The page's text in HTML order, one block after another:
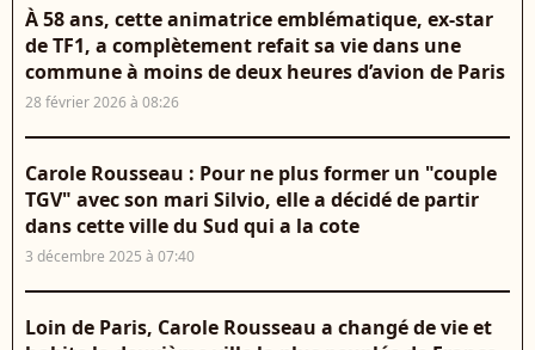
À 58 ans, cette animatrice emblématique, ex-star
de TF1, a complètement refait sa vie dans une
commune à moins de deux heures d’avion de Paris
28 février 2026 à 08:26
Carole Rousseau : Pour ne plus former un "couple
TGV" avec son mari Silvio, elle a décidé de partir
dans cette ville du Sud qui a la cote
3 décembre 2025 à 07:40
Loin de Paris, Carole Rousseau a changé de vie et